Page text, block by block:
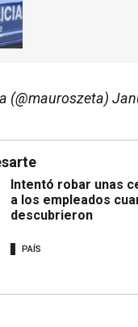
(@mauroszeta)
Intentó robar unas
a los empleados
descubrieron
PAÍS